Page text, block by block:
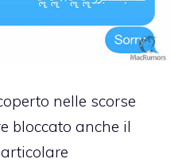
nelle scorse
bloccato anche il